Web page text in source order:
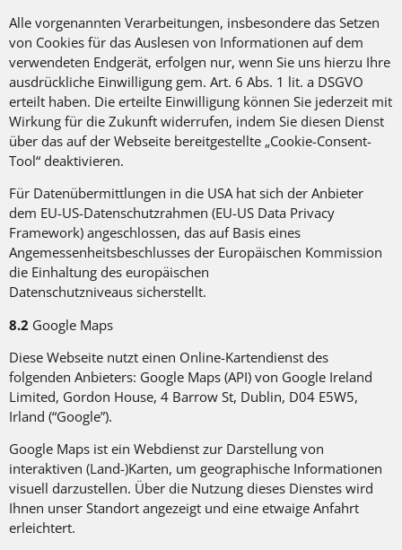
Alle vorgenannten Verarbeitungen, insbesondere das Setzen
von Cookies für das Auslesen von Informationen auf dem
verwendeten Endgerät, erfolgen nur, wenn Sie uns hierzu Ihre
ausdrückliche Einwilligung gem. Art. 6 Abs. 1 lit. a DSGVO
erteilt haben. Die erteilte Einwilligung können Sie jederzeit mit
Wirkung für die Zukunft widerrufen, indem Sie diesen Dienst
über das auf der Webseite bereitgestellte „Cookie-Consent-
Tool“ deaktivieren.
Für Datenübermittlungen in die USA hat sich der Anbieter
dem EU-US-Datenschutzrahmen (EU-US Data Privacy
Framework) angeschlossen, das auf Basis eines
Angemessenheitsbeschlusses der Europäischen Kommission
die Einhaltung des europäischen
Datenschutzniveaus sicherstellt.
8.2 Google Maps
Diese Webseite nutzt einen Online-Kartendienst des
folgenden Anbieters: Google Maps (API) von Google Ireland
Limited, Gordon House, 4 Barrow St, Dublin, D04 E5W5,
Irland (“Google”).
Google Maps ist ein Webdienst zur Darstellung von
interaktiven (Land-)Karten, um geographische Informationen
visuell darzustellen. Über die Nutzung dieses Dienstes wird
Ihnen unser Standort angezeigt und eine etwaige Anfahrt
erleichtert.